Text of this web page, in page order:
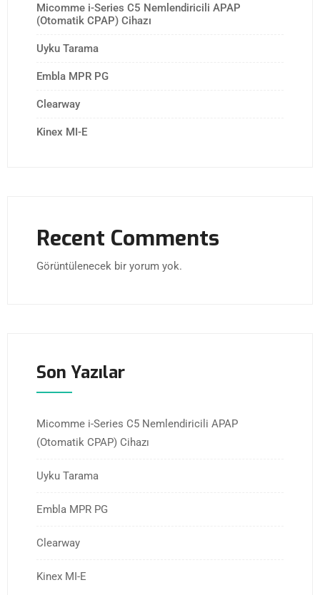
Micomme i-Series C5 Nemlendiricili APAP
(Otomatik CPAP) Cihazı
Uyku Tarama
Embla MPR PG
Clearway
Kinex MI-E
Recent Comments
Görüntülenecek bir yorum yok.
Son Yazılar
Micomme i-Series C5 Nemlendiricili APAP
(Otomatik CPAP) Cihazı
Uyku Tarama
Embla MPR PG
Clearway
Kinex MI-E